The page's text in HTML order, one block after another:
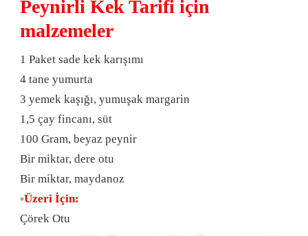
Peynirli Kek Tarifi için
malzemeler
1 Paket sade kek karışımı
4 tane yumurta
3 yemek kaşığı, yumuşak margarin
1,5 çay fincanı, süt
100 Gram, beyaz peynir
Bir miktar, dere otu
Bir miktar, maydanoz
◦Üzeri İçin:
Çörek Otu